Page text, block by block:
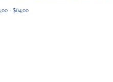
- $64,00